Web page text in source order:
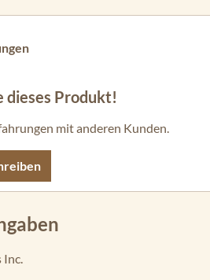
von 0 von 5 Sternen
dieses Produkt!
mit anderen Kunden.
Inc.